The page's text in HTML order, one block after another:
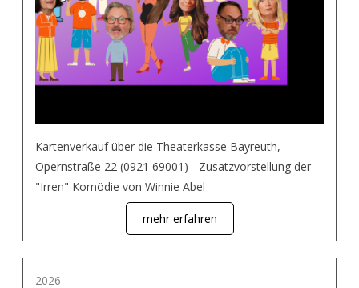
Kartenverkauf über die Theaterkasse Bayreuth,
Opernstraße 22 (0921 69001) - Zusatzvorstellung der
"Irren" Komödie von Winnie Abel
mehr erfahren
2026